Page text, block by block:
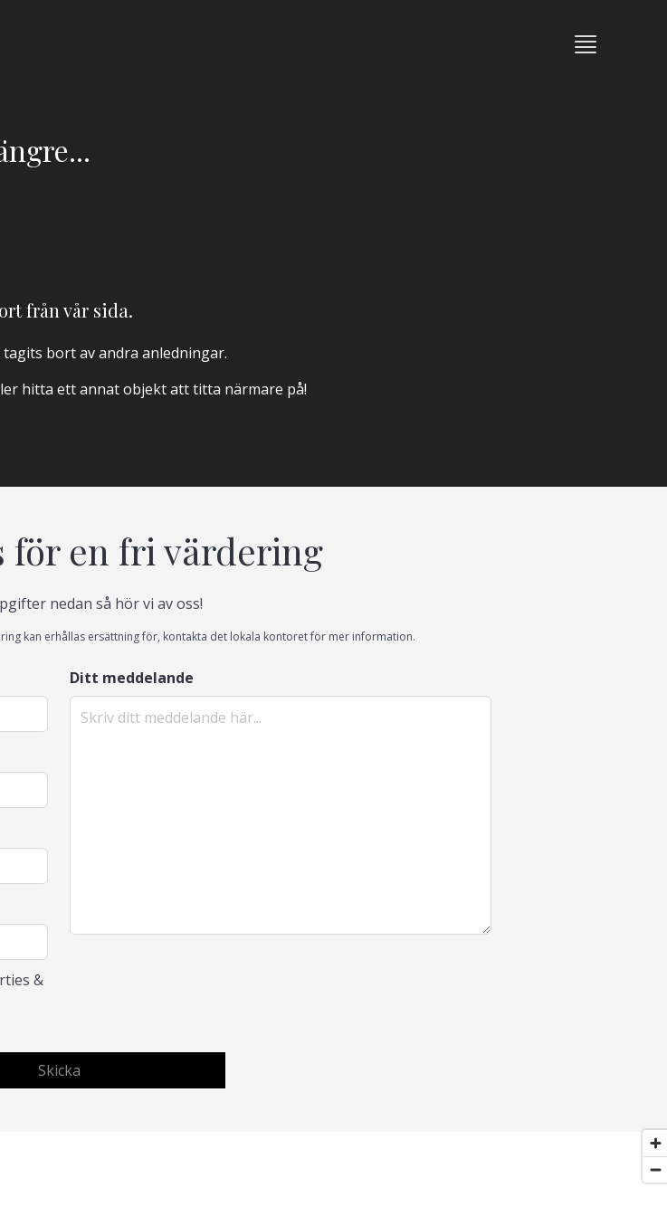
från vår sida.
bort av andra anledningar.
hitta ett annat objekt att titta närmare på!
för en fri värdering
nedan så hör vi av oss!
kan erhållas ersättning för, kontakta det lokala kontoret för mer information.
&
Ditt meddelande